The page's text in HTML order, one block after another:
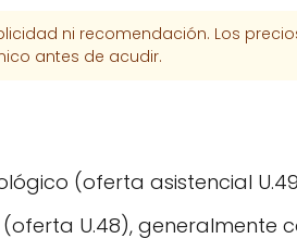
ni recomendación. Los
antes de acudir.
(oferta asistencial
U.48), generalmente